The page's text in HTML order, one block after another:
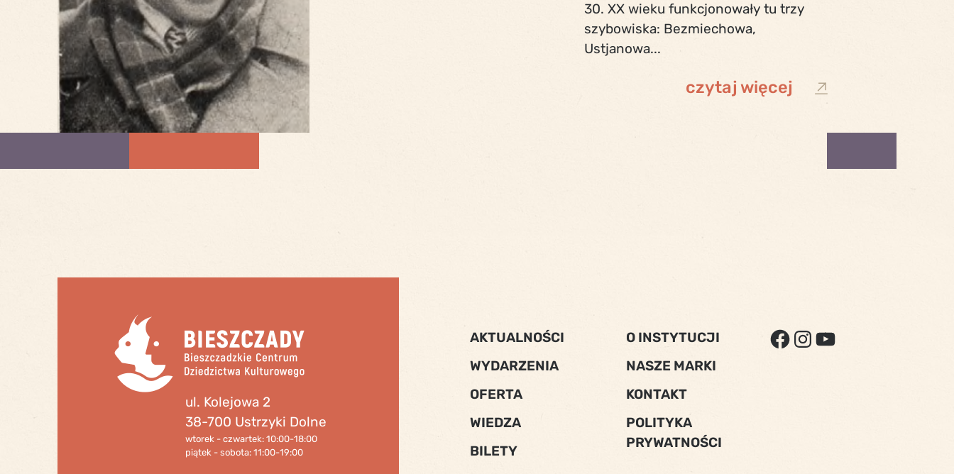
30. XX wieku funkcjonowały tu trzy
szybowiska: Bezmiechowa,
Ustjanowa...
czytaj więcej
ul. Kolejowa 2
38-700 Ustrzyki Dolne
wtorek - czwartek: 10:00-18:00
piątek - sobota: 11:00-19:00
AKTUALNOŚCI
WYDARZENIA
OFERTA
WIEDZA
BILETY
O INSTYTUCJI
NASZE MARKI
KONTAKT
POLITYKA
PRYWATNOŚCI
FACEBOOK
INSTAGRAM